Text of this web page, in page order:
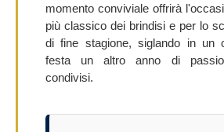
momento conviviale offrirà
più classico dei brindisi e per lo
di fine stagione, siglando in un
festa un altro anno di
condivisi.